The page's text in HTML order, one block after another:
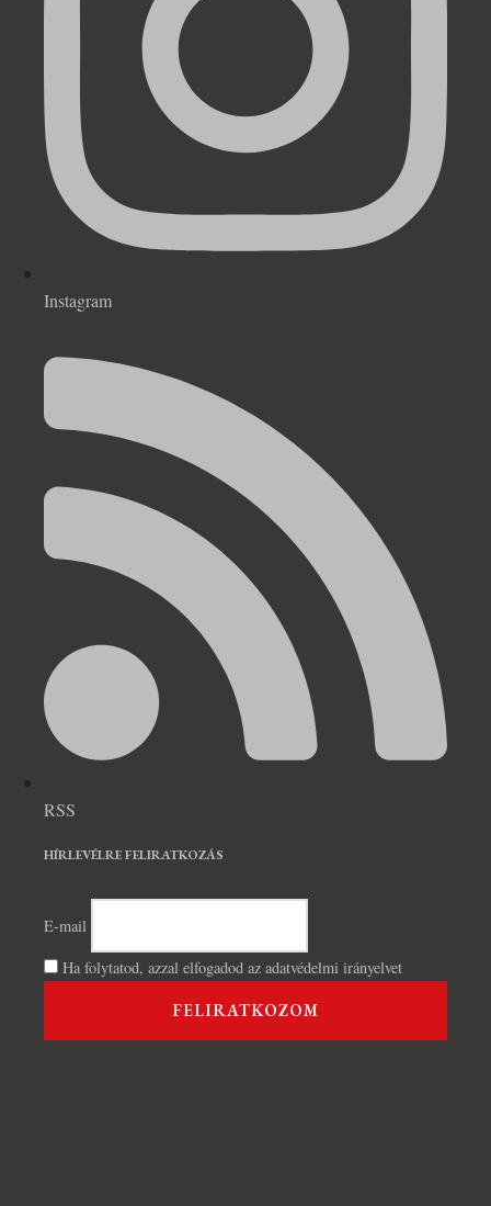
Instagram
RSS
HÍRLEVÉLRE FELIRATKOZÁS
E-mail
Ha folytatod, azzal elfogadod az adatvédelmi irányelvet